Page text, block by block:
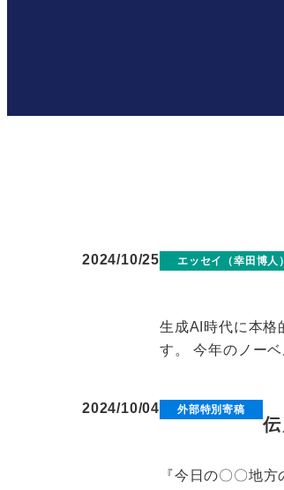
2024/10/25 エッセイ（幸田博人）
生成AI時代に本格
す。 今年のノー
2024/10/04 外部特別寄稿
『今日の〇〇地